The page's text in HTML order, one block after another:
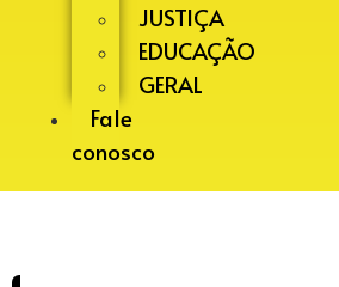
JUSTIÇA
EDUCAÇÃO
GERAL
Fale
conosco